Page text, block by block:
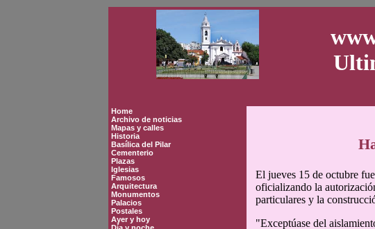
Home
Archivo de noticias
Mapas y calles
Historia
Basílica del Pilar
Cementerio
Plazas
Iglesias
Famosos
Arquitectura
Monumentos
Palacios
Postales
Ayer y hoy
El jueves 15 de octubre
oficializando la
particulares y la
"Exceptúase del